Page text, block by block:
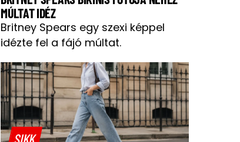
MÚLTAT IDÉZ
Britney Spears egy szexi képpel
idézte fel a fájó múltat.
SIKK